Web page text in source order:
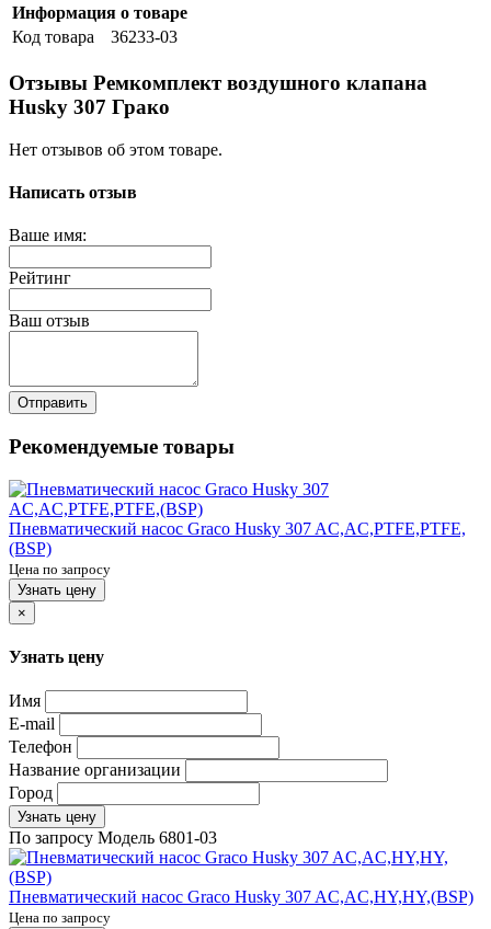
Информация о товаре
Код товара
36233-03
Отзывы Ремкомплект воздушного клапана
Husky 307 Грако
Нет отзывов об этом товаре.
Написать отзыв
Ваше имя:
Рейтинг
Ваш отзыв
Отправить
Рекомендуемые товары
Пневматический насос Graco Husky 307 AC,AC,PTFE,PTFE,
(BSP)
Цена по запросу
Узнать цену
×
Узнать цену
Имя
E-mail
Телефон
Название организации
Город
Узнать цену
По запросу Модель 6801-03
Пневматический насос Graco Husky 307 AC,AC,HY,HY,(BSP)
Цена по запросу